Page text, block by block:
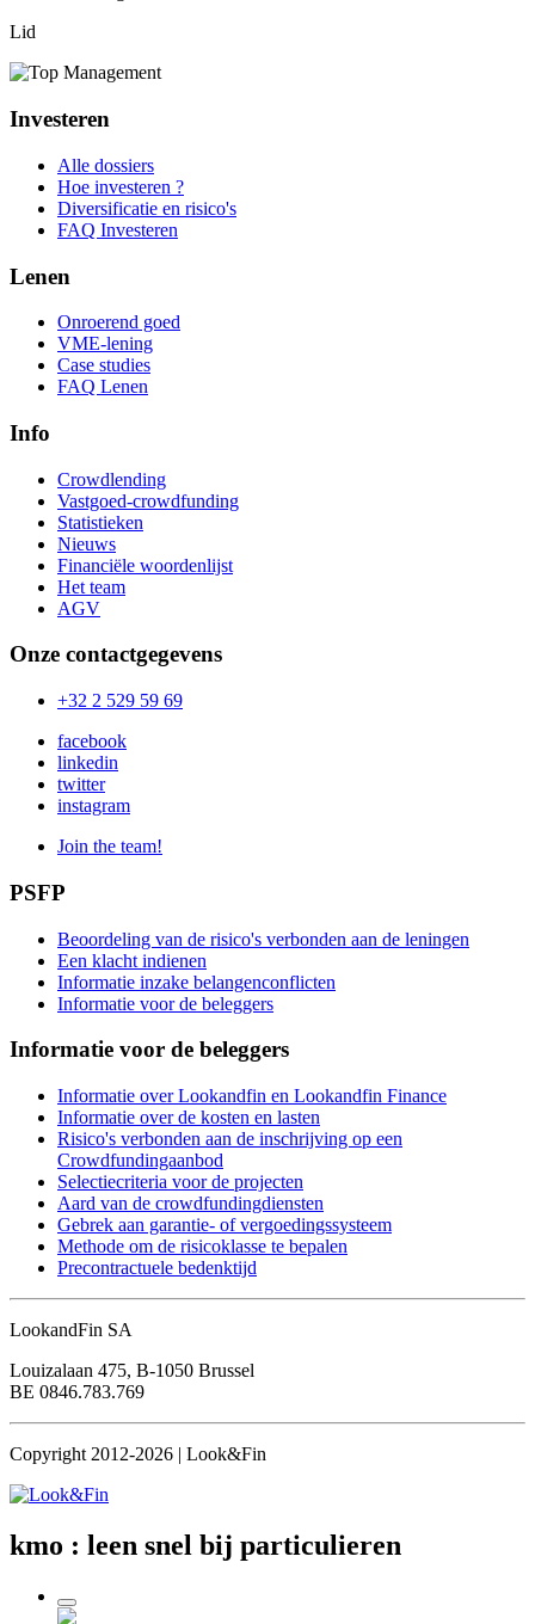
Lid
Investeren
Alle dossiers
Hoe investeren ?
Diversificatie en risico's
FAQ Investeren
Lenen
Onroerend goed
VME-lening
Case studies
FAQ Lenen
Info
Crowdlending
Vastgoed-crowdfunding
Statistieken
Nieuws
Financiële woordenlijst
Het team
AGV
Onze contactgegevens
+32 2 529 59 69
facebook
linkedin
twitter
instagram
Join the team!
PSFP
Beoordeling van de risico's verbonden aan de leningen
Een klacht indienen
Informatie inzake belangenconflicten
Informatie voor de beleggers
Informatie voor de beleggers
Informatie over Lookandfin en Lookandfin Finance
Informatie over de kosten en lasten
Risico's verbonden aan de inschrijving op een
Crowdfundingaanbod
Selectiecriteria voor de projecten
Aard van de crowdfundingdiensten
Gebrek aan garantie- of vergoedingssysteem
Methode om de risicoklasse te bepalen
Precontractuele bedenktijd
LookandFin SA
Louizalaan 475, B-1050 Brussel
BE 0846.783.769
Copyright 2012-2026 | Look&Fin
kmo : leen snel bij particulieren